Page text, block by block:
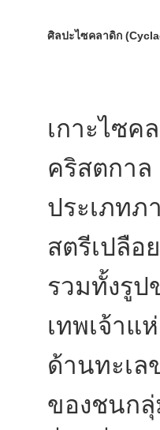
ศิลปะไซคลาดิก
หมายถึ
เกาะไซค
คริสตกาล
ประเภท
สตรีเปลือ
รวมทั้งรูป
เทพเจ้าแ
ด้านทะเล
ของชนก